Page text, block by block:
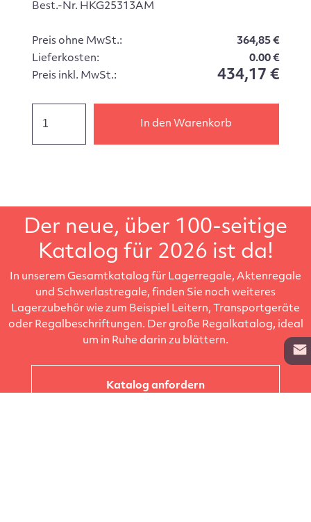
Best.-Nr. HKG25313AM
Preis ohne MwSt.:
364,85 €
Lieferkosten:
0.00 €
Preis inkl. MwSt.:
434,17 €
In den Warenkorb
Der neue, über 100-seitige
Katalog für 2026 ist da!
In unserem Gesamtkatalog für Lagerregale, Aktenregale
und Schwerlastregale, finden Sie noch weiteres
Lagerzubehör wie zum Beispiel Leitern, Transportgeräte
oder Regalbeschriftungen. Der große Regalkatalog, ideal
um in Ruhe darin zu blättern.
Katalog anfordern